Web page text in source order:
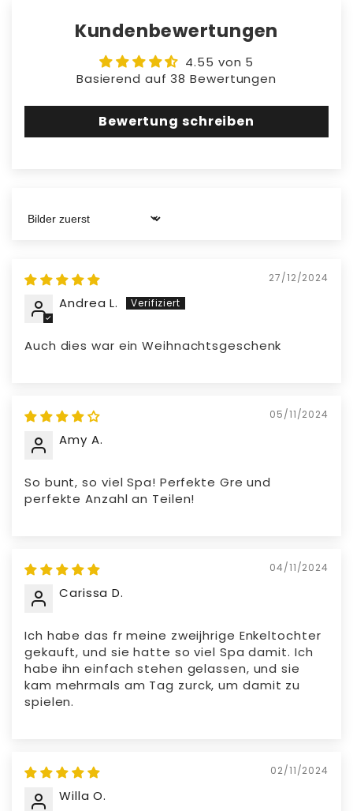
Warnung: ERSTICKUNGSGEFAHR - Kleine
Teile. Nicht für Kinder unter 3 Jahren.
Elternaufsicht ist jederzeit erforderlich,
Gebrauchsanweisung: Überprüfe das
Produkt auf Schäden und stelle die
gewährleisten.
Hergestellt aus Filzmaterialien
Kundenbewertungen
4.55 von 5
Basierend auf 38 Bewertungen
Bewertung schreiben
Sort by
27/12/2024
Andrea L.
Auch dies war ein Weihnachtsgeschenk
05/11/2024
Amy A.
So bunt, so viel Spa! Perfekte Gre und
perfekte Anzahl an Teilen!
04/11/2024
Carissa D.
Ich habe das fr meine zweijhrige Enkeltochter
gekauft, und sie hatte so viel Spa damit. Ich
habe ihn einfach stehen gelassen, und sie
kam mehrmals am Tag zurck, um damit zu
spielen.
02/11/2024
Willa O.